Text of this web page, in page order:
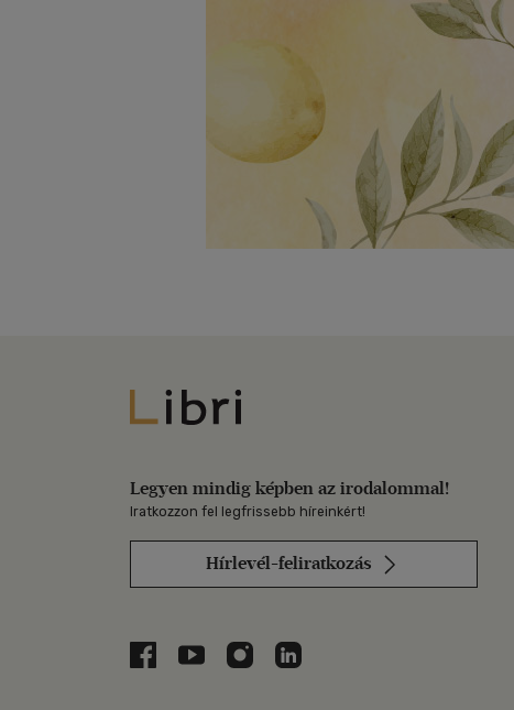
Libri
Legyen mindig képben az irodalommal!
Iratkozzon fel legfrissebb híreinkért!
Hírlevél-feliratkozás
Libri a Facebookon
Libri a Youtube-on
Libri az Instagramon
Libri a LinkedInen